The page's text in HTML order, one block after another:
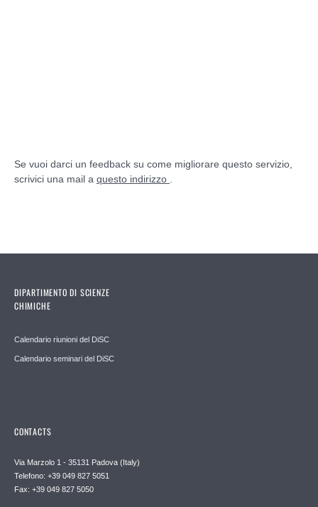
Se vuoi darci un feedback su come migliorare questo servizio,
scrivici una mail a questo indirizzo
DIPARTIMENTO DI SCIENZE
CHIMICHE
Calendario riunioni del DiSC
Calendario seminari del DiSC
CONTACTS
Via Marzolo 1 - 35131 Padova (Italy)
Telefono: +39 049 827 5051
Fax: +39 049 827 5050